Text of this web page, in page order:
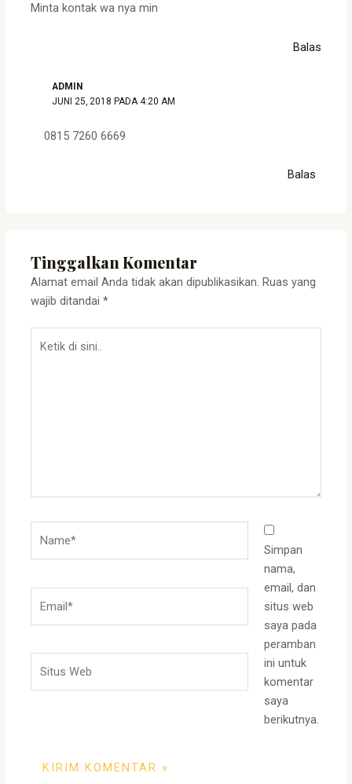
Minta kontak wa nya min
Balas
ADMIN
JUNI 25, 2018 PADA 4:20 AM
0815 7260 6669
Balas
Tinggalkan Komentar
Alamat email Anda tidak akan dipublikasikan. Ruas yang
wajib ditandai*
Web
Simpan
nama,
email, dan
situs web
saya pada
peramban
ini untuk
komentar
saya
berikutnya.